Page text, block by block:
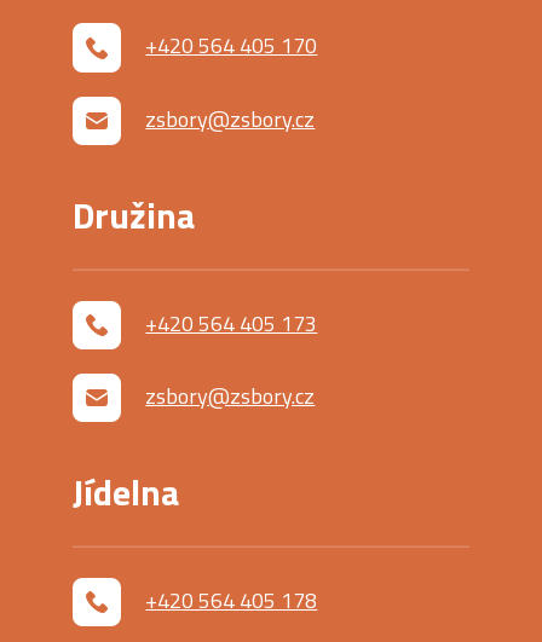
+420 564 405 170
zsbory@zsbory.cz
Družina
+420 564 405 173
zsbory@zsbory.cz
Jídelna
+420 564 405 178